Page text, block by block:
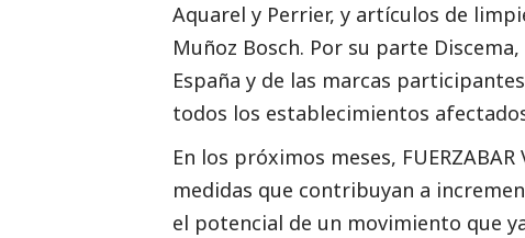
Aquarel y Perrier, y artículos de
Muñoz Bosch. Por su parte
España y de las marcas
todos los establecimientos
En los próximos meses,
medidas que contribuyan a
el potencial de un movimiento que